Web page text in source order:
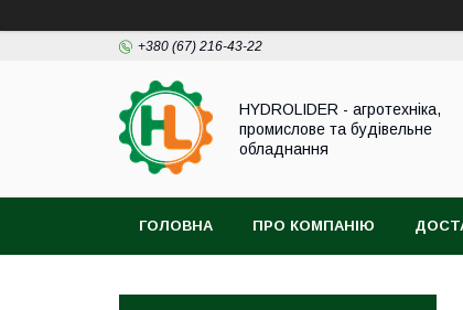
+380 (67) 216-43-22
HYDROLIDER - агротехніка,
промислове та будівельне
обладнання
ГОЛОВНА ПРО КОМПАНІЮ